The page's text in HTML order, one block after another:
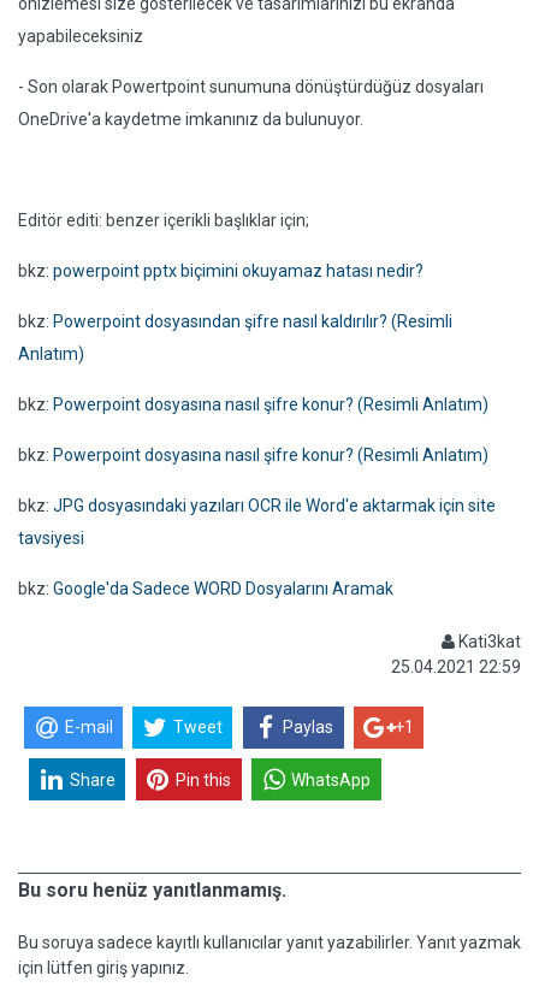
yapabileceksiniz
- Son olarak Powertpoint sunumuna dönüştürdüğüz dosyaları
OneDrive'a kaydetme imkanınız da bulunuyor.
Editör editi: benzer içerikli başlıklar için;
bkz: powerpoint pptx biçimini okuyamaz hatası nedir?
bkz: Powerpoint dosyasından şifre nasıl kaldırılır? (Resimli
Anlatım)
bkz: Powerpoint dosyasına nasıl şifre konur? (Resimli Anlatım)
bkz: Powerpoint dosyasına nasıl şifre konur? (Resimli Anlatım)
bkz: JPG dosyasındaki yazıları OCR ile Word'e aktarmak için site
tavsiyesi
bkz: Google'da Sadece WORD Dosyalarını Aramak
Kati3kat
25.04.2021 22:59
E-mail Tweet Paylas +1
Share Pin this WhatsApp
Bu soru henüz yanıtlanmamış.
Bu soruya sadece kayıtlı kullanıcılar yanıt yazabilirler. Yanıt yazmak
için lütfen giriş yapınız.